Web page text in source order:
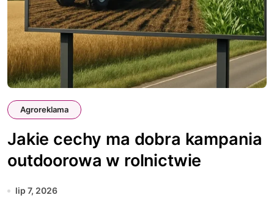
Agroreklama
Jakie cechy ma dobra kampania
outdoorowa w rolnictwie
lip 7, 2026